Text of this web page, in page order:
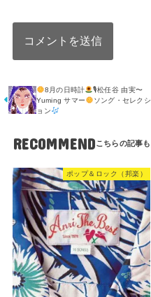
8月の日時計
🎙松任谷 由実〜
Yuming サマー
ソング・セレクシ
ョン
RECOMMEND
ポップ＆ロック（邦楽）